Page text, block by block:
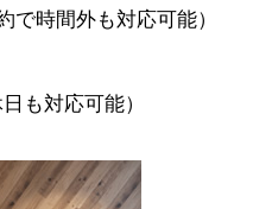
で時間外も対応可能）
も対応可能）